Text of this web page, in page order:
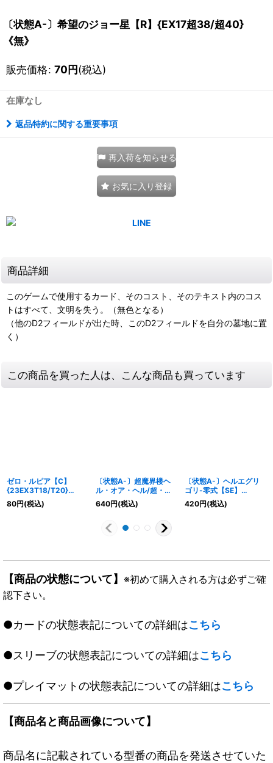
〔状態A-〕希望のジョー星【R】{EX17超38/超40}
《無》
販売価格: 70円(税込)
在庫なし
返品特約に関する重要事項
再入荷を知らせる
お気に入り登録
商品詳細
このゲームで使用するカード、そのコスト、そのテキスト内のコス
トはすべて、文明を失う。（無色となる）
（他のD2フィールドが出た時、このD2フィールドを自分の墓地に置
く）
この商品を買った人は、こんな商品も買っています
ゼロ・ルピア【C】
{23EX3T18/T20}
《火》
80円(税込)
〔状態A-〕超魔界楼ヘ
ル・オア・ヘル/超・魔
壊王デスシラズ∞【V】
{EX08NA70b/???/NA7
640円(税込)
〔状態A-〕ヘルエグリ
ゴリ-零式【SE】
{RP12S7秘/S12}
《GR》
420円(税込)
【商品の状態について】 ※初めて購入される方は必ずご確
認下さい。
●カードの状態表記についての詳細はこちら
●スリーブの状態表記についての詳細はこちら
●プレイマットの状態表記についての詳細はこちら
【商品名と商品画像について】
商品名に記載されている型番の商品を発送させていた